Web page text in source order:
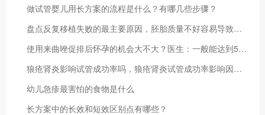
做试管婴儿用长方案的流程是什么？有哪几些步骤？
盘点反复移植失败的最主要原因，胚胎质量不好容易导致流产
使用来曲唑促排后怀孕的机会大不大？医生：一般能达到50%
狼疮肾炎影响试管成功率吗，狼疮肾炎试管成功率影响因素及解决办法
幼儿急疹最害怕的食物是什么
长方案中的长效和短效区别点有哪些？